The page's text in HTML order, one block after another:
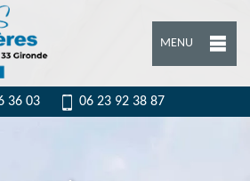
MENU
36 03 06 23 92 38 87